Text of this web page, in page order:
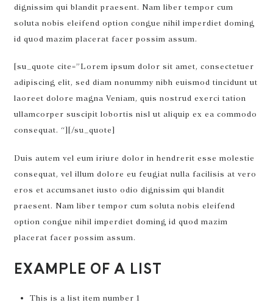
dignissim qui blandit praesent. Nam liber tempor cum
soluta nobis eleifend option congue nihil imperdiet doming
id quod mazim placerat facer possim assum.
[su_quote cite=”Lorem ipsum dolor sit amet, consectetuer
adipiscing elit, sed diam nonummy nibh euismod tincidunt ut
laoreet dolore magna Veniam, quis nostrud exerci tation
ullamcorper suscipit lobortis nisl ut aliquip ex ea commodo
consequat. “][/su_quote]
Duis autem vel eum iriure dolor in hendrerit esse molestie
consequat, vel illum dolore eu feugiat nulla facilisis at vero
eros et accumsanet iusto odio dignissim qui blandit
praesent. Nam liber tempor cum soluta nobis eleifend
option congue nihil imperdiet doming id quod mazim
placerat facer possim assum.
EXAMPLE OF A LIST
This is a list item number 1